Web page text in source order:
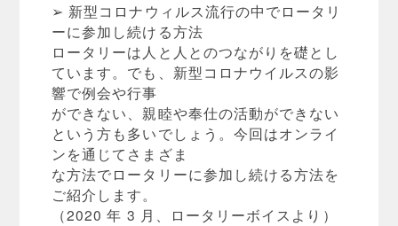
➢ 新型コロナウィルス流行の中でロータリ
ーに参加し続ける方法
ロータリーは人と人とのつながりを礎とし
ています。でも、新型コロナウイルスの影
響で例会や行事
ができない、親睦や奉仕の活動ができない
という方も多いでしょう。今回はオンライ
ンを通じてさまざま
な方法でロータリーに参加し続ける方法を
ご紹介します。
（2020 年 3 月、ロータリーボイスより）